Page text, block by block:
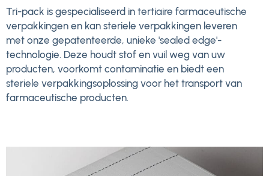
Tri-pack is gespecialiseerd in tertiaire farmaceutische
verpakkingen en kan steriele verpakkingen leveren
met onze gepatenteerde, unieke 'sealed edge'-
technologie. Deze houdt stof en vuil weg van uw
producten, voorkomt contaminatie en biedt een
steriele verpakkingsoplossing voor het transport van
farmaceutische producten.